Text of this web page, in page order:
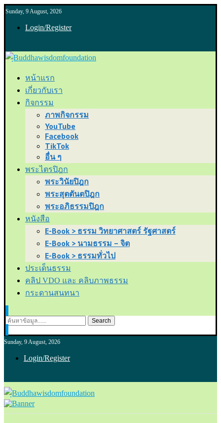
Sunday, 9 August, 2026
Login/Register
หน้าแรก
เกี่ยวกับเรา
กิจกรรม
ภาพกิจกรรม
YouTube
Facebook
TikTok
อื่น ๆ
พระไตรปิฎก
พระวินัยปิฎก
พระสุตตันตปิฎก
พระอภิธรรมปิฎก
หนังสือ
E-Book > ธรรม วิทยาศาสตร์ รัฐศาสตร์
E-Book > นามธรรม – จิต
E-Book > ธรรมทั่วไป
ประเด็นธรรม
คลิป VDO และ คลิบภาพธรรม
กระดานสนทนา
Search
Sunday, 9 August, 2026
Login/Register